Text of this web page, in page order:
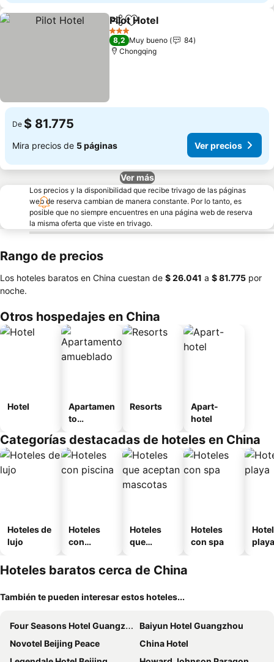
CompartirAgregar a favoritos
Pilot Hotel
3 Estrellas
8,2 Muy bueno
84
Chongqing
De $ 81.775
Mira precios de 5 páginas Ver precios
Ver más
Los precios y la disponibilidad que recibe trivago de las páginas
web de reserva cambian de manera constante. Por lo tanto, es
posible que no siempre encuentres en una página web de reserva
la misma oferta que viste en trivago.
Rango de precios
Los hoteles baratos en China cuestan de ‎$ 26.041 a ‎$ 81.775 por
noche.
Otros hospedajes en China
Hotel
Apartamen
to
o
Resorts
Apart-
hotel
Categorías destacadas de hoteles en China
Hoteles de
lujo
Hoteles
con
Hoteles
que
mascotas
Hoteles
con spa
playa
Hoteles baratos cerca de China
También te pueden interesar estos hoteles...
Four Seasons Hotel Guangzhou
Baiyun Hotel Guangzhou
Novotel Beijing Peace
China Hotel